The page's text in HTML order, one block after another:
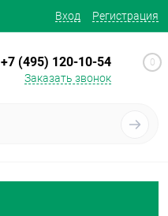
Вход Регистрация
+7 (495) 120-10-54
Заказать звонок
0